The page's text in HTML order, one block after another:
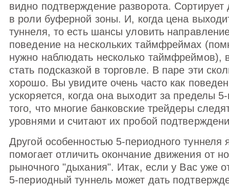
видно подтверждение разворота. Сортирует
в роли буферной зоны. И, когда цена
туннеля, то есть шансы уловить
поведение на нескольких таймфреймах
нужно наблюдать несколько таймфреймов),
стать подсказкой в торговле. В паре эти
хорошо. Вы увидите очень часто как
ускоряется, когда она выходит за пределы
того, что многие банковские трейдеры
уровнями и считают их пробой
Другой особенностью 5-периодного туннеля
помогает отличить окончание движения от
рыночного "дыхания". Итак, если у Вас уже
5-периодный туннель может дать